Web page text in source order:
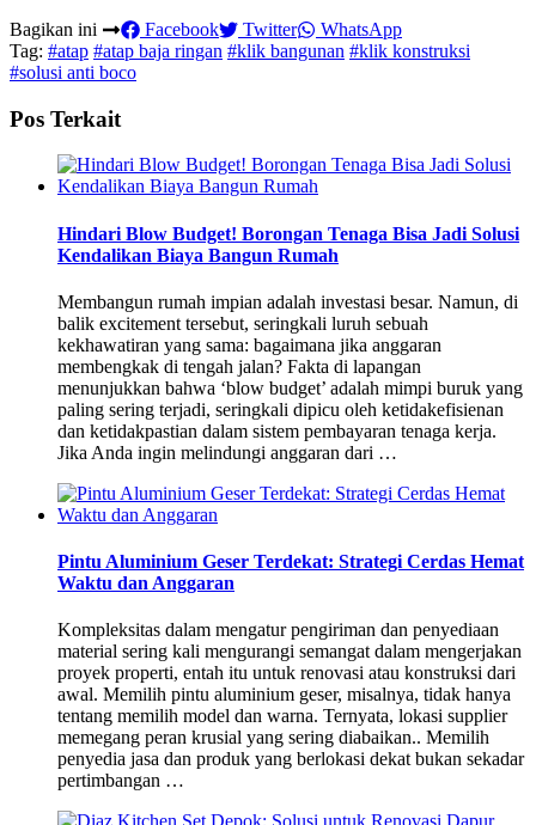
Bagikan ini
Facebook Twitter
WhatsApp
Tag: #atap #atap baja ringan #klik bangunan #klik konstruksi
#solusi anti boco
Pos Terkait
Hindari Blow Budget! Borongan Tenaga Bisa Jadi Solusi
Kendalikan Biaya Bangun Rumah
Membangun rumah impian adalah investasi besar. Namun, di
balik excitement tersebut, seringkali luruh sebuah
kekhawatiran yang sama: bagaimana jika anggaran
membengkak di tengah jalan? Fakta di lapangan
menunjukkan bahwa ‘blow budget’ adalah mimpi buruk yang
paling sering terjadi, seringkali dipicu oleh ketidakefisienan
dan ketidakpastian dalam sistem pembayaran tenaga kerja.
Jika Anda ingin melindungi anggaran dari …
Pintu Aluminium Geser Terdekat: Strategi Cerdas Hemat
Waktu dan Anggaran
Kompleksitas dalam mengatur pengiriman dan penyediaan
material sering kali mengurangi semangat dalam mengerjakan
proyek properti, entah itu untuk renovasi atau konstruksi dari
awal. Memilih pintu aluminium geser, misalnya, tidak hanya
tentang memilih model dan warna. Ternyata, lokasi supplier
memegang peran krusial yang sering diabaikan.. Memilih
penyedia jasa dan produk yang berlokasi dekat bukan sekadar
pertimbangan …